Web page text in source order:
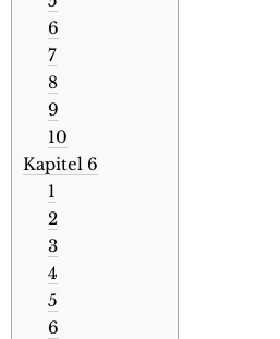
6
7
8
9
10
Kapitel 6
1
2
3
4
5
6